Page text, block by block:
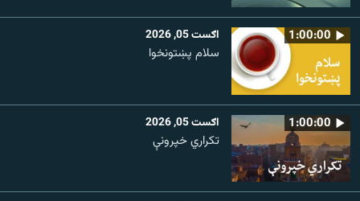
1:00:00 اګست 05, 2026
سلام پښتونخوا
1:00:00 اګست 05, 2026
تکراري خپرونې